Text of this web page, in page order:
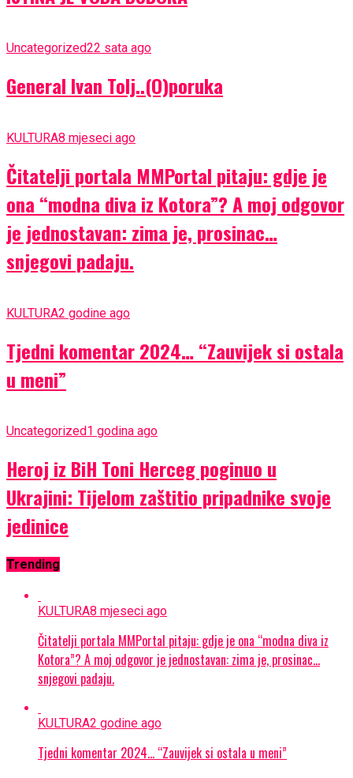
Uncategorized22 sata ago
General Ivan Tolj..(O)poruka
KULTURA8 mjeseci ago
Čitatelji portala MMPortal pitaju: gdje je
ona “modna diva iz Kotora”? A moj odgovor
je jednostavan: zima je, prosinac…
snjegovi padaju.
KULTURA2 godine ago
Tjedni komentar 2024… “Zauvijek si ostala
u meni”
Uncategorized1 godina ago
Heroj iz BiH Toni Herceg poginuo u
Ukrajini: Tijelom zaštitio pripadnike svoje
jedinice
Trending
KULTURA8 mjeseci ago
Čitatelji portala MMPortal pitaju: gdje je ona “modna diva iz
Kotora”? A moj odgovor je jednostavan: zima je, prosinac…
snjegovi padaju.
KULTURA2 godine ago
Tjedni komentar 2024… “Zauvijek si ostala u meni”